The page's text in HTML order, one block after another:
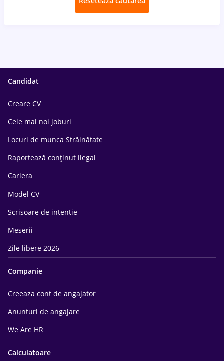
Candidat
Creare CV
Cele mai noi joburi
Locuri de munca Străinătate
Raportează conținut ilegal
Cariera
Model CV
Scrisoare de intentie
Meserii
Zile libere 2026
Companie
Creeaza cont de angajator
Anunturi de angajare
We Are HR
Calculatoare